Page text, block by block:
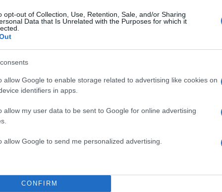
opt-out of Collection, Use, Retention, Sale, and/or Sharing
Data that Is Unrelated with the Purposes for which it
allow Google to enable storage related to advertising like cookies on
identifiers in apps.
allow my user data to be sent to Google for online advertising
allow Google to send me personalized advertising.
CONFIRM
Σύμβουλος της
Ξένου
Varounis από το
και η Φιλίτσα
Sponsorships.
φόρο τιμής στη
στην παγκόσμια μουσική
και καλλιτεχνική